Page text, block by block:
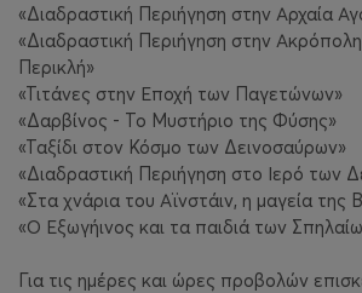
«Διαδραστική Περιήγηση στην Αρχαία
«Διαδραστική Περιήγηση στην
Περικλή»
«Τιτάνες στην Εποχή των Παγετώνων»
«Δαρβίνος - Το Μυστήριο της Φύσης»
«Ταξίδι στον Κόσμο των Δεινοσαύρων»
«Διαδραστική Περιήγηση στο Ιερό των
«Στα χνάρια του Αϊνστάιν, η μαγεία της
«Ο Εξωγήινος και τα παιδιά των
Για τις ημέρες και ώρες προβολών